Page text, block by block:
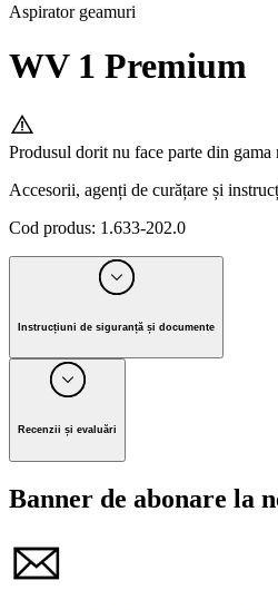
Aspirator geamuri
WV 1 Premium
Produsul dorit nu face parte din gama
Accesorii, agenți de curățare și
Cod produs: 1.633-202.0
Instrucțiuni de siguranță și documente
Producător Alfred Kärcher SE & Co.
Alfred-Kärcher-Strasse 28-40, 71364
Tel. +49 7195 / 14-0 I Fax +49 7195 /
E-mail: info@karcher.com
siguranță din manualul de utilizare.
Recenzii și evaluări
Banner de abonare la